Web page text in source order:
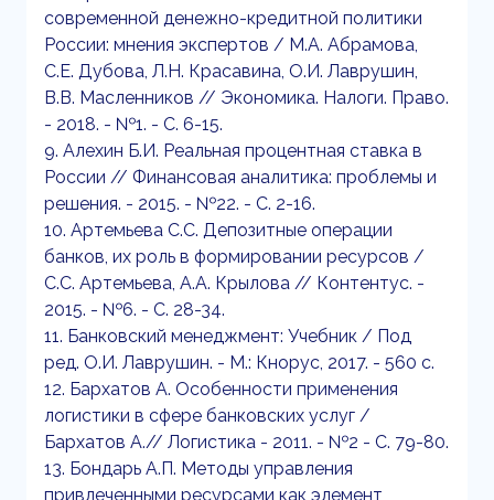
современной денежно-кредитной политики
России: мнения экспертов / М.А. Абрамова,
С.Е. Дубова, Л.Н. Красавина, О.И. Лаврушин,
В.В. Масленников // Экономика. Налоги. Право.
- 2018. - №1. - С. 6-15.
9. Алехин Б.И. Реальная процентная ставка в
России // Финансовая аналитика: проблемы и
решения. - 2015. - №22. - С. 2-16.
10. Артемьева С.С. Депозитные операции
банков, их роль в формировании ресурсов /
С.С. Артемьева, А.А. Крылова // Контентус. -
2015. - №6. - С. 28-34.
11. Банковский менеджмент: Учебник / Под
ред. О.И. Лаврушин. - М.: Кнорус, 2017. - 560 с.
12. Бархатов А. Особенности применения
логистики в сфере банковских услуг /
Бархатов А.// Логистика - 2011. - №2 - С. 79-80.
13. Бондарь А.П. Методы управления
привлеченными ресурсами как элемент